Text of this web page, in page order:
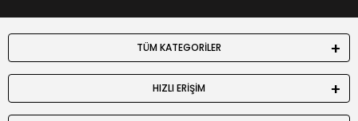
TÜM KATEGORİLER
HIZLI ERİŞİM